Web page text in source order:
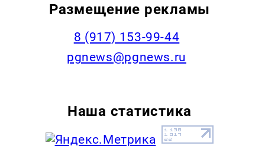
Размещение рекламы
‭8 (917) 153-99-44
pgnews@pgnews.ru
Наша статистика